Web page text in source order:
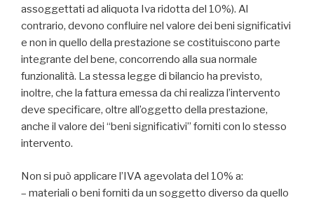
assoggettati ad aliquota Iva ridotta del 10%). Al
contrario, devono confluire nel valore dei beni significativi
e non in quello della prestazione se costituiscono parte
integrante del bene, concorrendo alla sua normale
funzionalità. La stessa legge di bilancio ha previsto,
inoltre, che la fattura emessa da chi realizza l’intervento
deve specificare, oltre all’oggetto della prestazione,
anche il valore dei “beni significativi” forniti con lo stesso
intervento.
Non si può applicare l’IVA agevolata del 10% a:
– materiali o beni forniti da un soggetto diverso da quello